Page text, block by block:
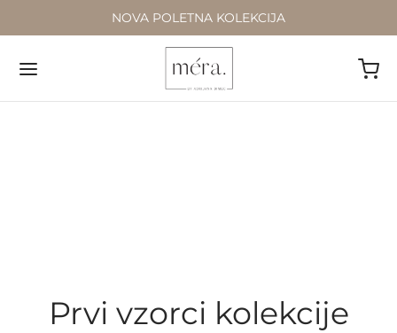
NOVA POLETNA KOLEKCIJA
Prvi vzorci kolekcije